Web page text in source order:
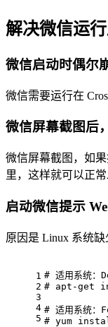
解决微信运
微信启动时偶尔
微信需要运行在
微信屏幕截图后
微信屏幕截图，如
里，这样就可以正
启动微信提示
原因是 Linux 系统缺
1
2
3
4
5
# 适用系统
# apt -get
# 适用系统：
# yum